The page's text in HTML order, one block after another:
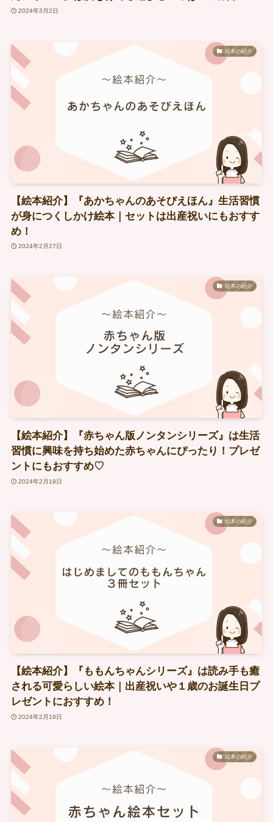
2024年3月2日
絵本の紹介
【絵本紹介】『あかちゃんのあそびえほん』生活習慣
が身につくしかけ絵本｜セットは出産祝いにもおすす
め！
2024年2月27日
絵本の紹介
【絵本紹介】『赤ちゃん版ノンタンシリーズ』は生活
習慣に興味を持ち始めた赤ちゃんにぴったり！プレゼ
ントにもおすすめ♡
2024年2月19日
絵本の紹介
【絵本紹介】『ももんちゃんシリーズ』は読み手も癒
される可愛らしい絵本｜出産祝いや１歳のお誕生日プ
レゼントにおすすめ！
2024年2月19日
絵本の紹介